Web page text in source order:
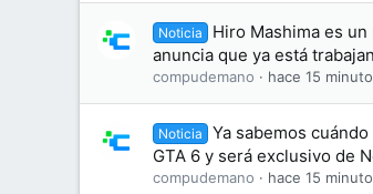
Noticia
Hiro Mashima es
anuncia que ya está
compudemano hace 15
Noticia
Ya sabemos
GTA 6 y será exclusivo de
compudemano hace 15